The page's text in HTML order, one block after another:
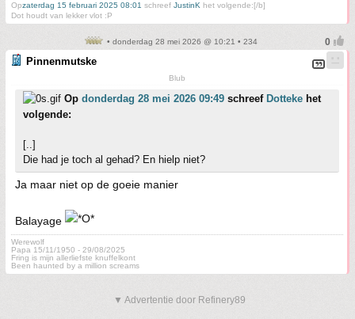
Opzaterdag 15 februari 2025 08:01 schreef JustinK het volgende:[/b]
Dot houdt van lekker vlot :P
• donderdag 28 mei 2026 @ 10:21 • 234
Pinnenmutske
Blub
Op donderdag 28 mei 2026 09:49 schreef Dotteke het
volgende:
[..]
Die had je toch al gehad? En hielp niet?
Ja maar niet op de goeie manier
Balayage
Werewolf
Papa 15/11/1950 - 29/08/2025
Fring is mijn allerliefste knuffelkont
Been haunted by a million screams
▼ Advertentie door Refinery89